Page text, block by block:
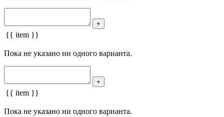
+
{{ item }}
Пока не указано ни одного варианта.
+
{{ item }}
Пока не указано ни одного варианта.